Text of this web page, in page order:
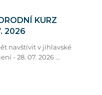
KURZ
2026
navštívit v jihlavské
- 28. 07. 2026 ...